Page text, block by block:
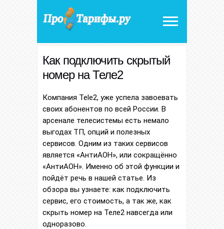
Как подключить скрытый
номер на Теле2
Компания Tele2, уже успела завоевать
своих абонентов по всей России. В
арсенале телесистемы есть немало
выгодах ТП, опций и полезных
сервисов. Одним из таких сервисов
является «АнтиАОН», или сокращённо
«АнтиАОН». Именно об этой функции и
пойдёт речь в нашей статье. Из
обзора вы узнаете: как подключить
сервис, его стоимость, а так же, как
скрыть номер на Теле2 навсегда или
одноразово.